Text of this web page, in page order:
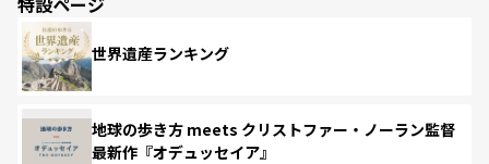
世界遺産ランキング
地球の歩き方 meets クリストファー・ノーラン監督
最新作『オデュッセイア』